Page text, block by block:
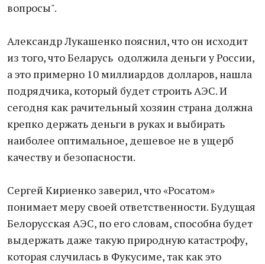
вопросы".
Александр Лукашенко пояснил, что он исходит
из того, что Беларусь одолжила деньги у России,
а это примерно 10 миллиардов долларов, нашла
подрядчика, который будет строить АЭС. И
сегодня как рачительный хозяин страна должна
крепко держать деньги в руках и выбирать
наиболее оптимальное, дешевое не в ущерб
качеству и безопасности.
Сергей Кириенко заверил, что «Росатом»
понимает меру своей ответственности. Будущая
Белорусская АЭС, по его словам, способна будет
выдержать даже такую природную катастрофу,
которая случилась в Фукусиме, так как это